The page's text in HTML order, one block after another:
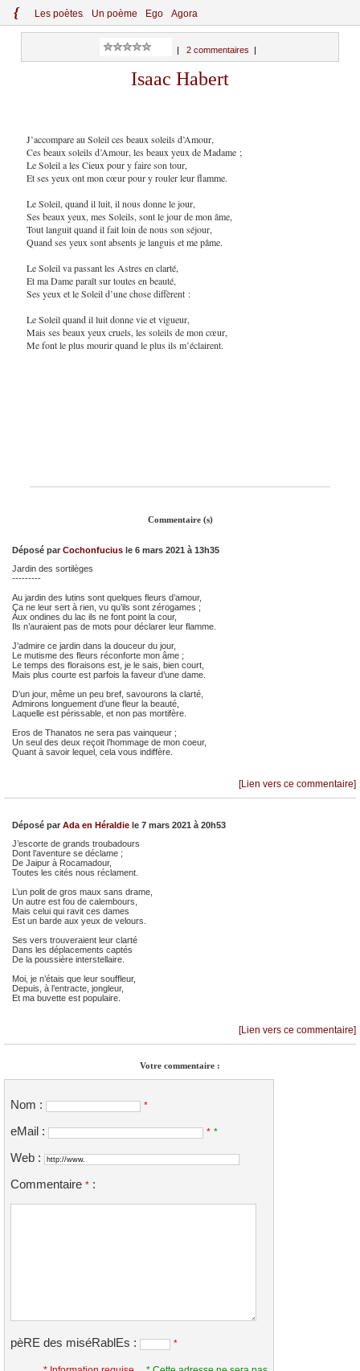
{ Les poètes Un poème Ego Agora
2 commentaires
Isaac Habert
J’accompare au Soleil ces beaux soleils d’Amour,
Ces beaux soleils d’Amour, les beaux yeux de Madame ;
Le Soleil a les Cieux pour y faire son tour,
Et ses yeux ont mon cœur pour y rouler leur flamme.
Le Soleil, quand il luit, il nous donne le jour,
Ses beaux yeux, mes Soleils, sont le jour de mon âme,
Tout languit quand il fait loin de nous son séjour,
Quand ses yeux sont absents je languis et me pâme.
Le Soleil va passant les Astres en clarté,
Et ma Dame paraît sur toutes en beauté,
Ses yeux et le Soleil d’une chose diffèrent :
Le Soleil quand il luit donne vie et vigueur,
Mais ses beaux yeux cruels, les soleils de mon cœur,
Me font le plus mourir quand le plus ils m’éclairent.
Commentaire (s)
Déposé par Cochonfucius le 6 mars 2021 à 13h35
Jardin des sortilèges
---------
Au jardin des lutins sont quelques fleurs d’amour,
Ça ne leur sert à rien, vu qu’ils sont zérogames ;
Aux ondines du lac ils ne font point la cour,
Ils n’auraient pas de mots pour déclarer leur flamme.
J’admire ce jardin dans la douceur du jour,
Le mutisme des fleurs réconforte mon âme ;
Le temps des floraisons est, je le sais, bien court,
Mais plus courte est parfois la faveur d’une dame.
D’un jour, même un peu bref, savourons la clarté,
Admirons longuement d’une fleur la beauté,
Laquelle est périssable, et non pas mortifère.
Eros de Thanatos ne sera pas vainqueur ;
Un seul des deux reçoit l’hommage de mon coeur,
Quant à savoir lequel, cela vous indiffère.
[Lien vers ce commentaire]
Déposé par Ada en Héraldie le 7 mars 2021 à 20h53
J’escorte de grands troubadours
Dont l’aventure se déclame ;
De Jaipur à Rocamadour,
Toutes les cités nous réclament.
L’un polit de gros maux sans drame,
Un autre est fou de calembours,
Mais celui qui ravit ces dames
Est un barde aux yeux de velours.
Ses vers trouveraient leur clarté
Dans les déplacements captés
De la poussière interstellaire.
Moi, je n’étais que leur souffleur,
Depuis, à l’entracte, jongleur,
Et ma buvette est populaire.
[Lien vers ce commentaire]
Votre commentaire :
Nom : *
eMail : * *
Web :
Commentaire * :
pèRE des miséRablEs : *